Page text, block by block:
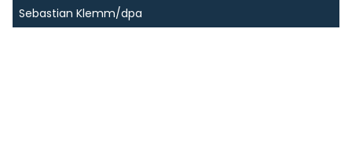
Sebastian Klemm/dpa